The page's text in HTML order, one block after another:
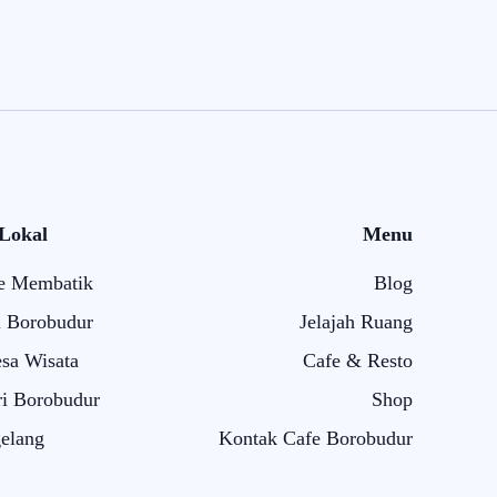
Membatik
Borobudur
Wisata
Borobudur
Menu
Blog
Jelajah Ruang
Cafe & Resto
Shop
Kontak Cafe Borobudur